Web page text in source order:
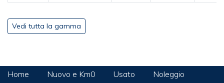
Vedi tutta la gamma
Home Nuovo e Km0 Usato
Noleggio